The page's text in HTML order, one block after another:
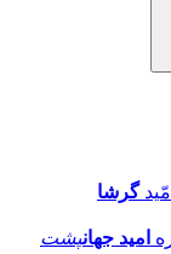
گرشا
امید جهانپشت